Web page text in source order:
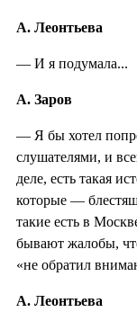
А. Леонтьева
— И я подумала...
А. Заров
— Я бы хотел
слушателями, и
деле, есть такая
которые —
такие есть в
бывают жалобы,
«не обратил
А. Леонтьева